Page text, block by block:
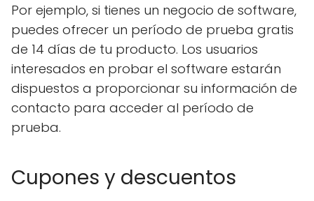
Por ejemplo, si tienes un negocio de software,
puedes ofrecer un período de prueba gratis
de 14 días de tu producto. Los usuarios
interesados ​​en probar el software estarán
dispuestos a proporcionar su información de
contacto para acceder al período de
prueba.
Cupones y descuentos